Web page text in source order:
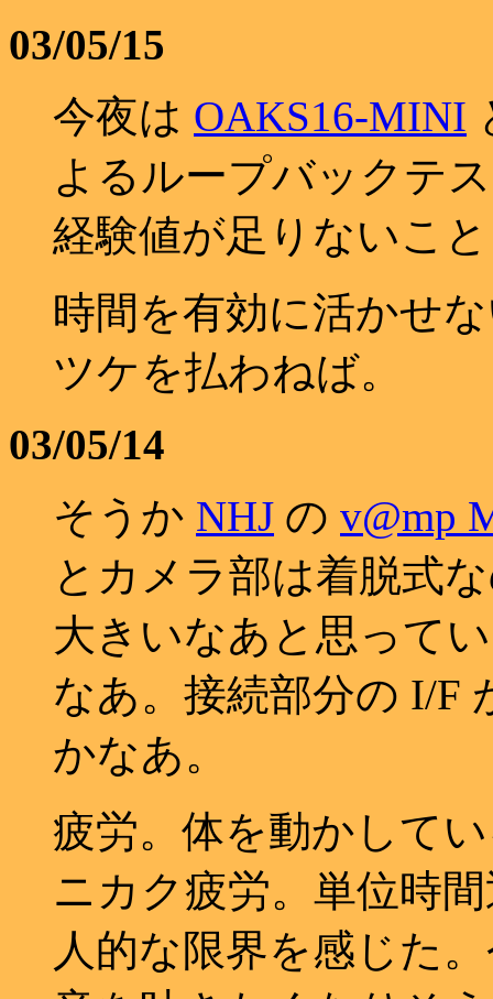
03/05/15
今夜は OAKS16-MINI
よるループバックテ
経験値が足りないこ
時間を有効に活かせ
ツケを払わねば。
03/05/14
そうか NHJ の v@mp
とカメラ部は着脱式
大きいなあと思って
なあ。接続部分の I/F
かなあ。
疲労。体を動かして
ニカク疲労。単位時
人的な限界を感じた